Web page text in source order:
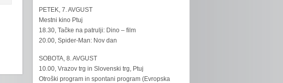
PETEK, 7. AVGUST
Mestni kino Ptuj
18.30, Tačke na patrulji: Dino – film
20.00, Spider-Man: Nov dan
SOBOTA, 8. AVGUST
10.00, Vrazov trg in Slovenski trg, Ptuj
Otroški program in spontani program (Evropska